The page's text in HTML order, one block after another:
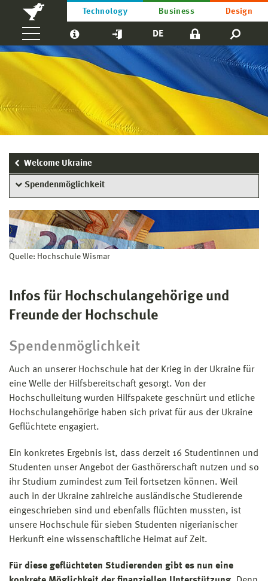
Technology Business Design
DE
Welcome Ukraine
Spendenmöglichkeit
Quelle: Hochschule Wismar
Infos für Hochschulangehörige und
Freunde der Hochschule
Spendenmöglichkeit
Auch an unserer Hochschule hat der Krieg in der Ukraine für
eine Welle der Hilfsbereitschaft gesorgt. Von der
Hochschulleitung wurden Hilfspakete geschnürt und etliche
Hochschulangehörige haben sich privat für aus der Ukraine
Geflüchtete engagiert.
Ein konkretes Ergebnis ist, dass derzeit 16 Studentinnen und
Studenten unser Angebot der Gasthörerschaft nutzen und so
ihr Studium zumindest zum Teil fortsetzen können. Weil
auch in der Ukraine zahlreiche ausländische Studierende
eingeschrieben sind und ebenfalls flüchten mussten, ist
unsere Hochschule für sieben Studenten nigerianischer
Herkunft eine wissenschaftliche Heimat auf Zeit.
Für diese geflüchteten Studierenden gibt es nun eine